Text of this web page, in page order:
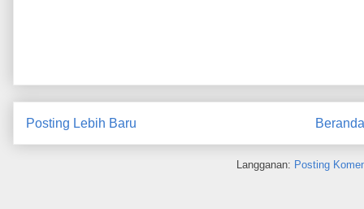
Posting Lebih Baru Beranda
Langganan: Posting